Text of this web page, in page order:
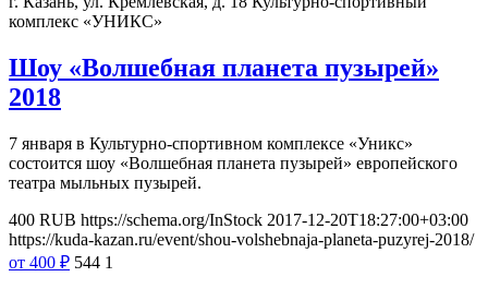
комплекс «УНИКС»
Шоу «Волшебная планета пузырей»
2018
7 января в Культурно-спортивном комплексе «Уникс»
состоится шоу «Волшебная планета пузырей» европейского
театра мыльных пузырей.
400 RUB https://schema.org/InStock 2017-12-20T18:27:00+03:00
https://kuda-kazan.ru/event/shou-volshebnaja-planeta-puzyrej-2018/
от 400 ₽ 544 1